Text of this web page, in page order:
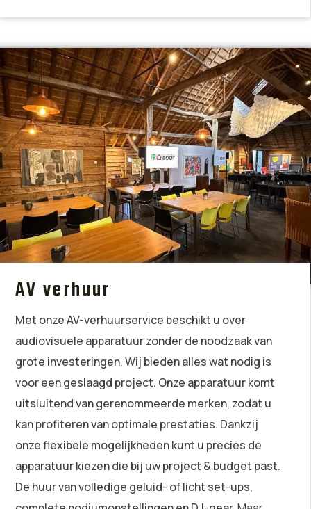
AV verhuur
Met onze AV-verhuurservice beschikt u over
audiovisuele apparatuur zonder de noodzaak van
grote investeringen. Wij bieden alles wat nodig is
voor een geslaagd project. Onze apparatuur komt
uitsluitend van gerenommeerde merken, zodat u
kan profiteren van optimale prestaties. Dankzij
onze flexibele mogelijkheden kunt u precies de
apparatuur kiezen die bij uw project & budget past.
De huur van volledige geluid- of licht set-ups,